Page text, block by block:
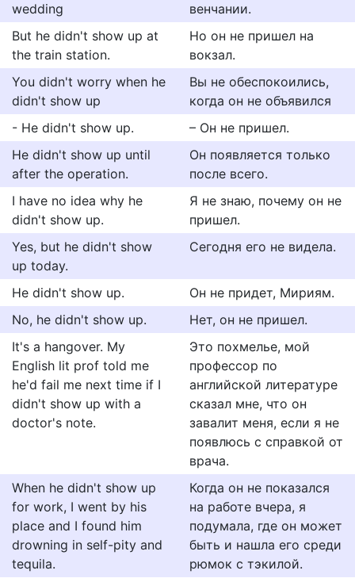
wedding
венчании.
But he didn't show up at
the train station.
Но он не пришел на
вокзал.
You didn't worry when he
didn't show up
Вы не обеспокоились,
когда он не объявился
- He didn't show up.
– Он не пришел.
He didn't show up until
after the operation.
Он появляется только
после всего.
I have no idea why he
didn't show up.
Я не знаю, почему он не
пришел.
Yes, but he didn't show
up today.
Сегодня его не видела.
He didn't show up.
Он не придет, Мириям.
No, he didn't show up.
Нет, он не пришел.
It's a hangover. My
English lit prof told me
he'd fail me next time if I
didn't show up with a
doctor's note.
Это похмелье, мой
профессор по
английской литературе
сказал мне, что он
завалит меня, если я не
появлюсь с справкой от
врача.
When he didn't show up
for work, I went by his
place and I found him
drowning in self-pity and
tequila.
Когда он не показался
на работе вчера, я
подумала, где он может
быть и нашла его среди
рюмок с тэкилой.